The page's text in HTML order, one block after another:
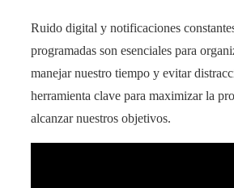
Ruido digital y notificaciones
programadas son esenciales para
manejar nuestro tiempo y evitar
herramienta clave para maximizar la
alcanzar nuestros objetivos.